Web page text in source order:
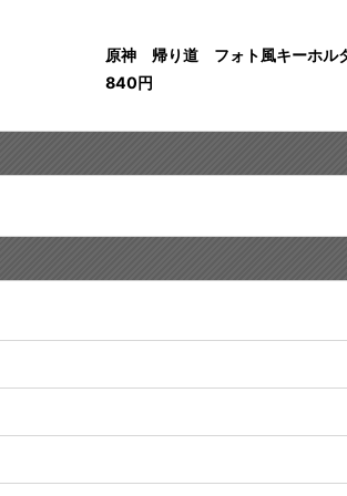
原神 帰り道 フォト風キーホル
840円